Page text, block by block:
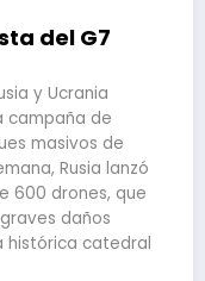
del G7
y Ucrania
campaña de
masivos de
Rusia lanzó
600 drones, que
daños
histórica catedral